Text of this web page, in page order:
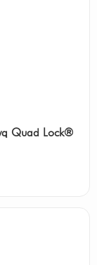
Quad Lock®